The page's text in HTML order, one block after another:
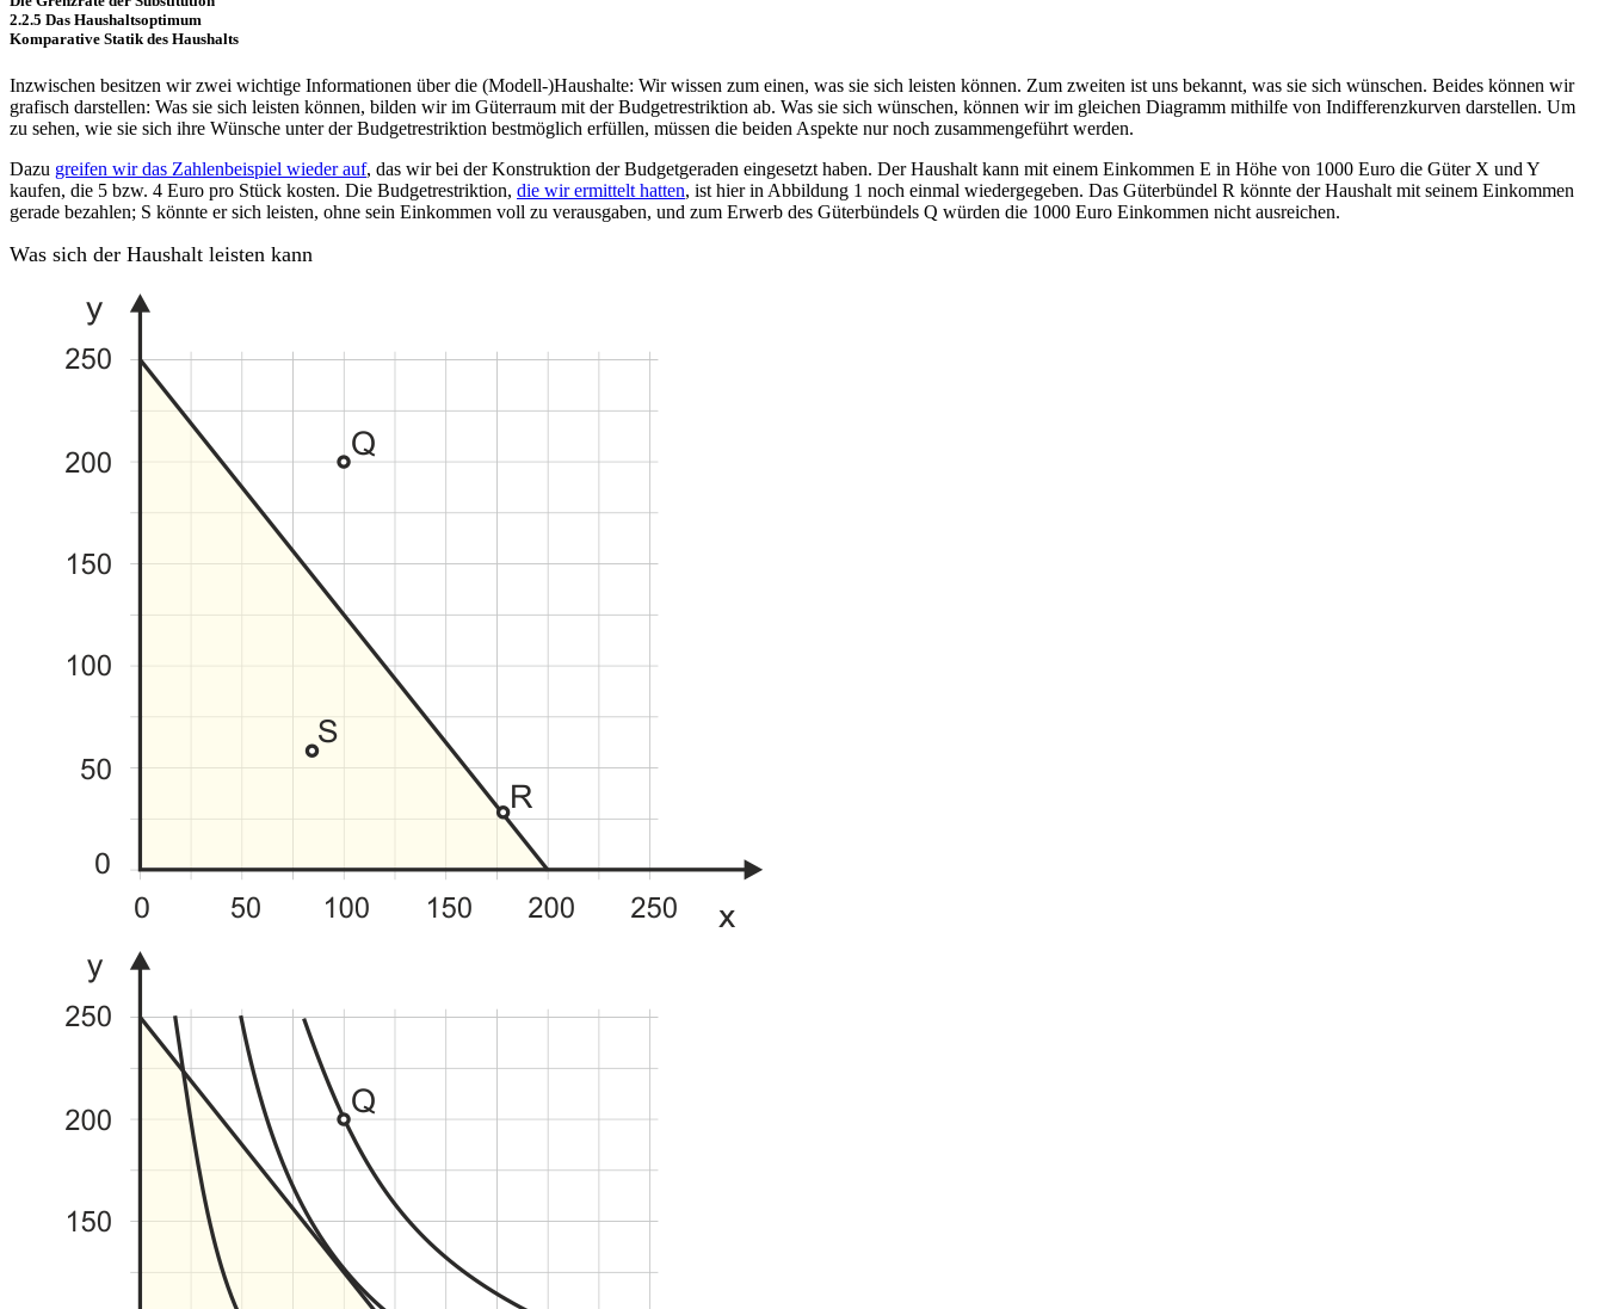
2.2.5 Das Haushaltsoptimum
Komparative Statik des Haushalts
Inzwischen besitzen wir zwei wichtige Informationen über die (Modell-)Haushalte: Wir wissen zum einen, was sie sich leisten können. Zum zweiten ist uns bekannt, was sie sich wünschen. Beides können wir
grafisch darstellen: Was sie sich leisten können, bilden wir im Güterraum mit der Budgetrestriktion ab. Was sie sich wünschen, können wir im gleichen Diagramm mithilfe von Indifferenzkurven darstellen. Um
zu sehen, wie sie sich ihre Wünsche unter der Budgetrestriktion bestmöglich erfüllen, müssen die beiden Aspekte nur noch zusammengeführt werden.
Dazu greifen wir das Zahlenbeispiel wieder auf, das wir bei der Konstruktion der Budgetgeraden eingesetzt haben. Der Haushalt kann mit einem Einkommen E in Höhe von 1000 Euro die Güter X und Y
kaufen, die 5 bzw. 4 Euro pro Stück kosten. Die Budgetrestriktion, die wir ermittelt hatten, ist hier in Abbildung 1 noch einmal wiedergegeben. Das Güterbündel R könnte der Haushalt mit seinem Einkommen
gerade bezahlen; S könnte er sich leisten, ohne sein Einkommen voll zu verausgaben, und zum Erwerb des Güterbündels Q würden die 1000 Euro Einkommen nicht ausreichen.
Was sich der Haushalt leisten kann